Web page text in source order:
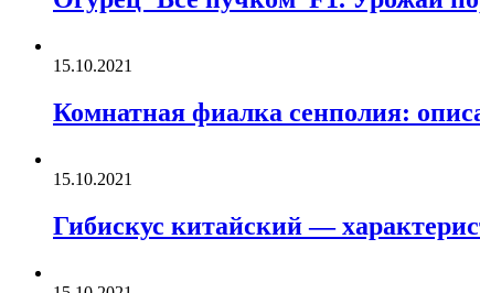
15.10.2021
Комнатная фиалка сенполия:
15.10.2021
Гибискус китайский —